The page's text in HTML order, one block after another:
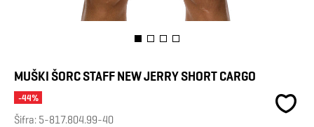
MUŠKI ŠORC STAFF NEW JERRY SHORT CARGO
-44%
Šifra: 5-817.804.99-40